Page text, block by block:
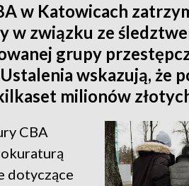
w Katowicach
w związku ze
grupy
wskazują, że
milionów
CBA
dotyczące